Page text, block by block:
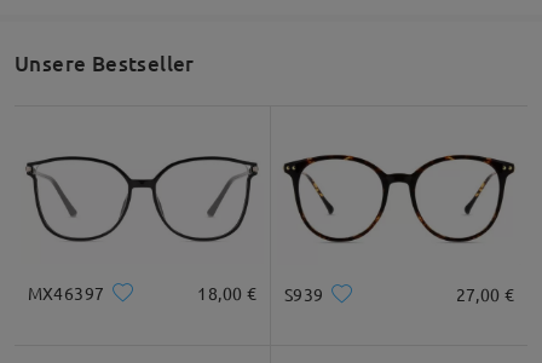
Gesamtbreite
52mm/ 2.05in
Unsere Bestseller
MX46397 18,00 € S939 27,00 €